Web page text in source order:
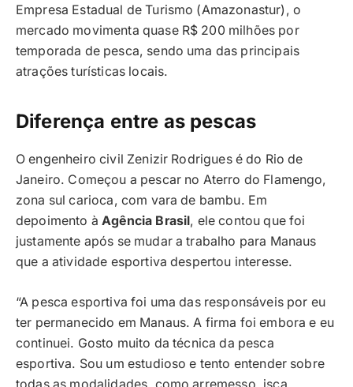
Empresa Estadual de Turismo (Amazonastur), o
mercado movimenta quase R$ 200 milhões por
temporada de pesca, sendo uma das principais
atrações turísticas locais.
Diferença entre as pescas
O engenheiro civil Zenizir Rodrigues é do Rio de
Janeiro. Começou a pescar no Aterro do Flamengo,
zona sul carioca, com vara de bambu. Em
depoimento àAgência Brasil, ele contou que foi
justamente após se mudar a trabalho para Manaus
que a atividade esportiva despertou interesse.
“A pesca esportiva foi uma das responsáveis por eu
ter permanecido em Manaus. A firma foi embora e eu
continuei. Gosto muito da técnica da pesca
esportiva. Sou um estudioso e tento entender sobre